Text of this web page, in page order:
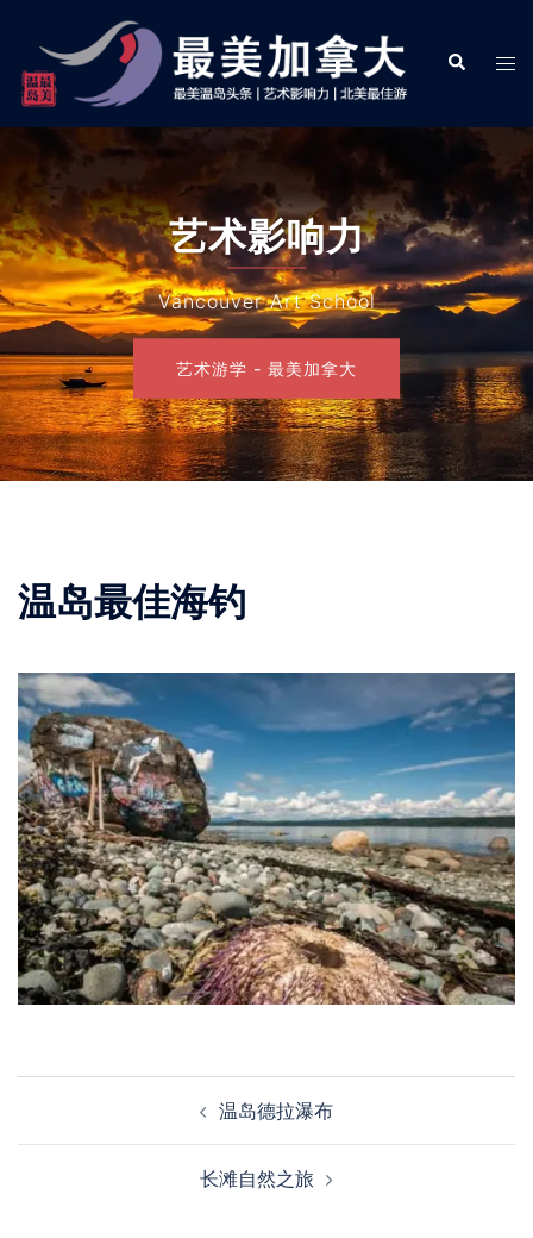
content
Search
艺术影响力
Vancouver Art School
艺术游学 - 最美加拿大
温岛最佳海钓
温岛德拉瀑布
长滩自然之旅